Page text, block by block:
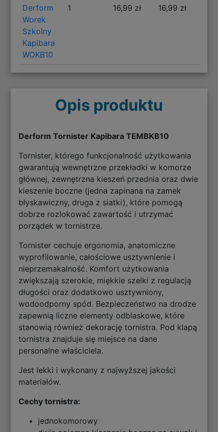
Derform
Worek
Szkolny
Kapibara
WOKB10
1 16,99 zł 16,99 zł
Opis produktu
Derform Tornister Kapibara TEMBKB10
Tornister, którego funkcjonalność użytkowania
gwarantują wewnętrzne przekładki w komorze
głównej, zewnętrzna kieszeń przednia oraz dwie
kieszenie boczne (jedna zapinana na zamek
błyskawiczny, druga z siatki), które pomogą
dobrze rozlokować zawartość i utrzymać
porządek w tornistrze.
Tornister cechuje ergonomia, anatomiczne
wyprofilowanie, całościowe usztywnienie i
nieprzemakalność. Komfort użytkowania
zwiększają szerokie, miękkie szelki z regulacją
długości oraz dodatkowo usztywniony,
wodoodporny spód. Bezpieczeństwo na drodze
zapewnią liczne elementy odblaskowe, które
stanowią również dekorację tornistra. Pod klapą
tornistra znajduje się miejsce na dane
personalne właściciela.
Jest lekki i wykonany z najwyższej jakości
materiałów.
Cechy tornistra:
jednokomorowy